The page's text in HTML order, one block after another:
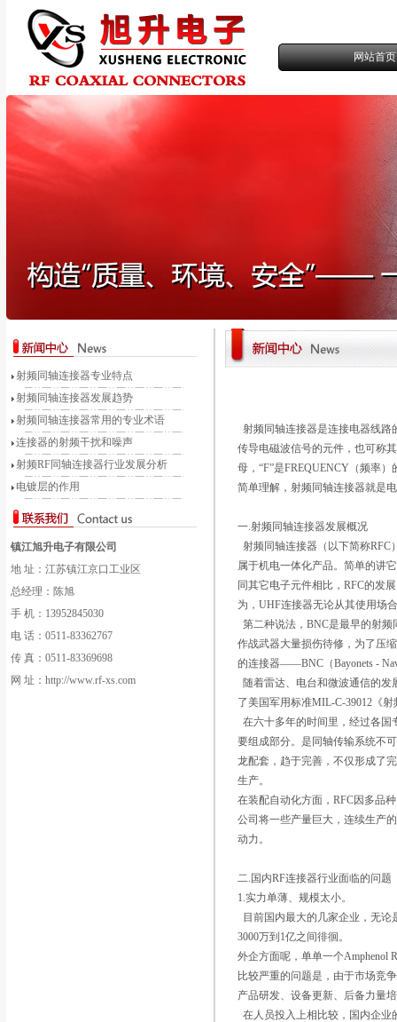
网站首页
射频同轴连接器专业特点
射频同轴连接器发展趋势
射频同轴连接器常用的专业术语
连接器的射频干扰和噪声
射频RF同轴连接器行业发展分析
电镀层的作用
镇江旭升电子有限公司
地 址：江苏镇江京口工业区
总经理：陈旭
手 机：13952845030
电 话：0511-83362767
传 真：0511-83369698
网 址：http://www.rf-xs.com
射频同轴连接器是连接电器线
传导电磁波信号的元件，也可称
母，“F”是FREQUENCY（频率
简单理解，射频同轴连接器就是
一.射频同轴连接器发展概况
射频同轴连接器（以下简称
属于机电一体化产品。简单的讲
同其它电子元件相比，RFC的发
为，UHF连接器无论从其使用场
第二种说法，BNC是最早的射
作战武器大量损伤待修，为了压
的连接器――BNC（Bayonets -
随着雷达、电台和微波通信的发
了美国军用标准MIL-C-39012《
在六十多年的时间里，经过各国
要组成部分。是同轴传输系统不
龙配套，趋于完善，不仅形成了
生产。
在装配自动化方面，RFC因多品
公司将一些产量巨大，连续生产
动力。
二.国内RF连接器行业面临的问题
1.实力单薄、规模太小。
目前国内最大的几家企业，无
3000万到1亿之间徘徊。
外企方面呢，单单一个Amphenol
比较严重的问题是，由于市场竞
产品研发、设备更新、后备力量
在人员投入上相比较，国内企